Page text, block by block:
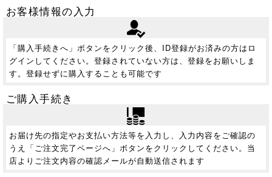
お客様情報の入力
「購入手続きへ」ボタンをクリック後、ID登録がお済みの方はロ
グインしてください。登録されていない方は、登録をお願いしま
す。登録せずに購入することも可能です
ご購入手続き
お届け先の指定やお支払い方法等を入力し、入力内容をご確認の
うえ「ご注文完了ページへ」ボタンをクリックしてください。当
店よりご注文内容の確認メールが自動送信されます